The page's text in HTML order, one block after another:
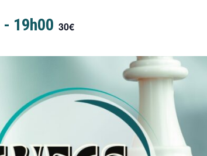
- 19h00 30€